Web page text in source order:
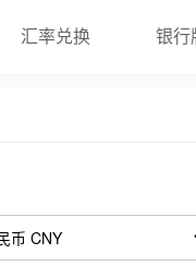
汇率兑换 银行